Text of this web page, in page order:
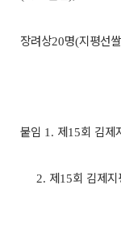
장려상20명(지평선쌀
붙임 1. 제15회 김제
2. 제15회 김제